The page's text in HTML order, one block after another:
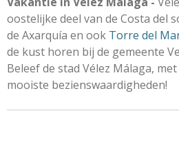
oostelijke deel van de Costa del
de Axarquía en ook Torre del
de kust horen bij de gemeente
Beleef de stad Vélez Málaga,
mooiste bezienswaardigheden!